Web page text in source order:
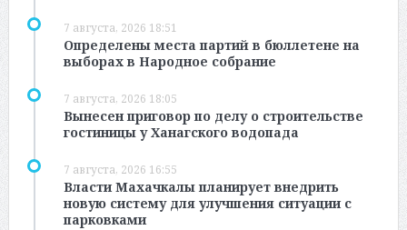
7 августа, 2026 18:51
Определены места партий в бюллетене на
выборах в Народное собрание
7 августа, 2026 18:05
Вынесен приговор по делу о строительстве
гостиницы у Ханагского водопада
7 августа, 2026 16:55
Власти Махачкалы планирует внедрить
новую систему для улучшения ситуации с
парковками